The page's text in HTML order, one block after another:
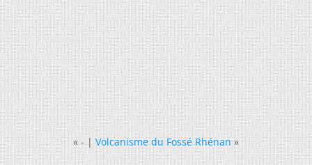
«- |Volcanisme du Fossé Rhénan »